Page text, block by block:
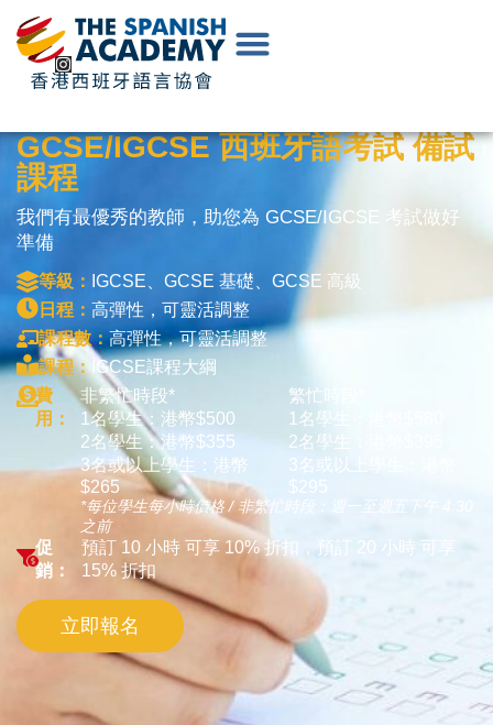
EN
|
GCSE/IGCSE 西班牙語考試 備試
課程
我們有最優秀的教師，助您為 GCSE/IGCSE 考試做好
準備
等級： IGCSE、GCSE 基礎、GCSE 高級
日程： 高彈性，可靈活調整
課程數：高彈性，可靈活調整
課程：
IGCSE課程大綱
費
用：
非繁忙時段*
1名學生：港幣$500
2名學生：港幣$355
3名或以上學生：港幣
$265
繁忙時段*
1名學生：港幣$580
2名學生：港幣$395
3名或以上學生：港幣
$295
*每位學生每小時價格 / 非繁忙時段：週一至週五下午 4:30
之前
促
銷：
預訂 10 小時 可享 10% 折扣，預訂 20 小時 可享
15% 折扣
立即報名